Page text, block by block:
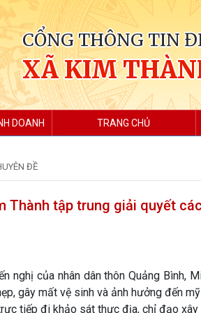
CỔNG THÔNG TIN
XÃ KIM
DOANH TRANG CHỦ
ĐỀ
Thành tập trung giải quyết
nghị của nhân dân thôn Quảng Bình,
gây mất vệ sinh và ảnh hưởng đến
tiếp đi khảo sát thực địa, chỉ đạo